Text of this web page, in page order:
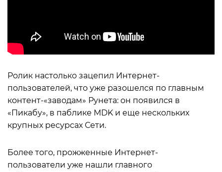
Ролик настолько зацепил Интернет-
пользователей, что уже разошелся по главным
контент-«заводам» Рунета: он появился в
«Пикабу», в паблике MDK и еще нескольких
крупных ресурсах Сети.
Более того, прожженные Интернет-
пользователи уже нашли главного